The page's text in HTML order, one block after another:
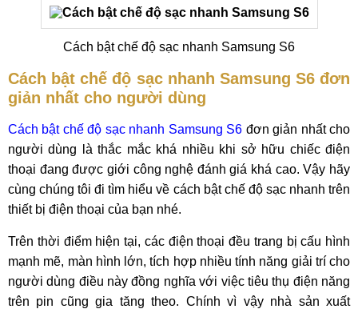
Cách bật chế độ sạc nhanh Samsung S6
Cách bật chế độ sạc nhanh Samsung S6 đơn
giản nhất cho người dùng
Cách bật chế độ sạc nhanh Samsung S6 đơn giản nhất cho
người dùng là thắc mắc khá nhiều khi sở hữu chiếc điện
thoại đang được giới công nghệ đánh giá khá cao. Vậy hãy
cùng chúng tôi đi tìm hiểu về cách bật chế độ sạc nhanh trên
thiết bị điện thoại của bạn nhé.
Trên thời điểm hiện tại, các điện thoại đều trang bị cấu hình
mạnh mẽ, màn hình lớn, tích hợp nhiều tính năng giải trí cho
người dùng điều này đồng nghĩa với việc tiêu thụ điện năng
trên pin cũng gia tăng theo. Chính vì vậy nhà sản xuất